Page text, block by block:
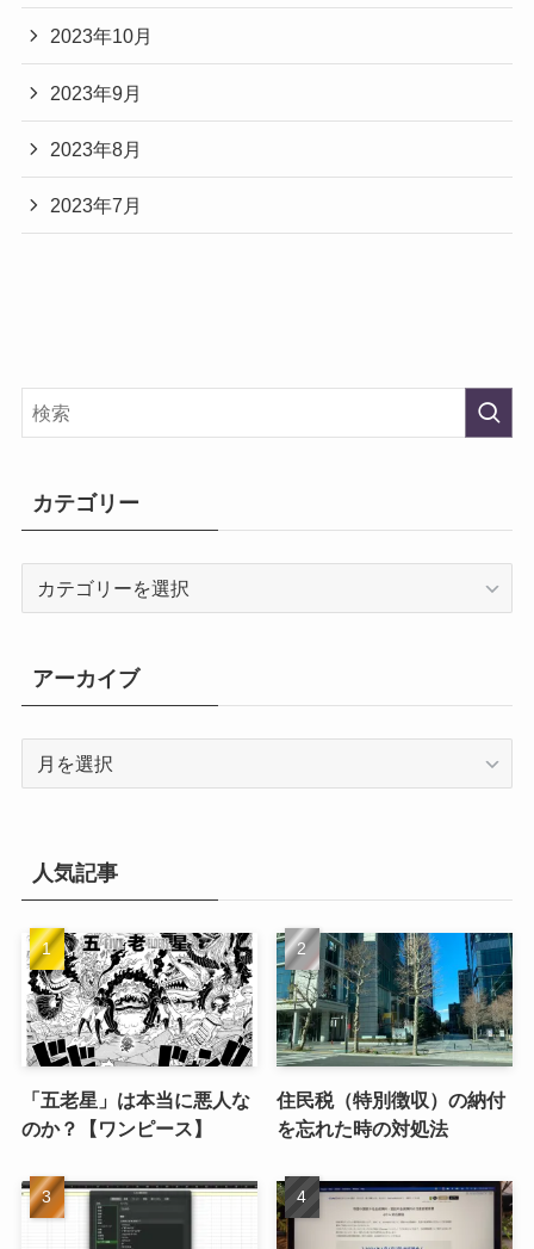
2023年10月
2023年9月
2023年8月
2023年7月
カテゴリー
リ
ー
アーカイブ
ブ人気記事
「五老星」は本当に悪人な
のか？【ワンピース】
住民税（特別徴収）の納付
を忘れた時の対処法